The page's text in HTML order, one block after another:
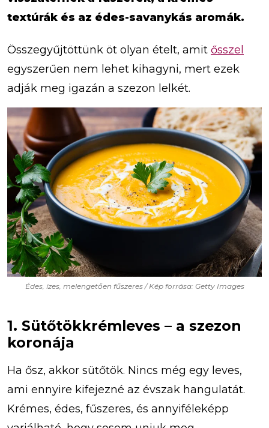
textúrák és az édes-savanykás aromák.
Összegyűjtöttünk öt olyan ételt, amit ősszel
egyszerűen nem lehet kihagyni, mert ezek
adják meg igazán a szezon lelkét.
Édes, ízes, melengetően fűszeres / Kép forrása: Getty Images
1. Sütőtökkrémleves – a szezon
koronája
Ha ősz, akkor sütőtök. Nincs még egy leves,
ami ennyire kifejezné az évszak hangulatát.
Krémes, édes, fűszeres, és annyiféleképp